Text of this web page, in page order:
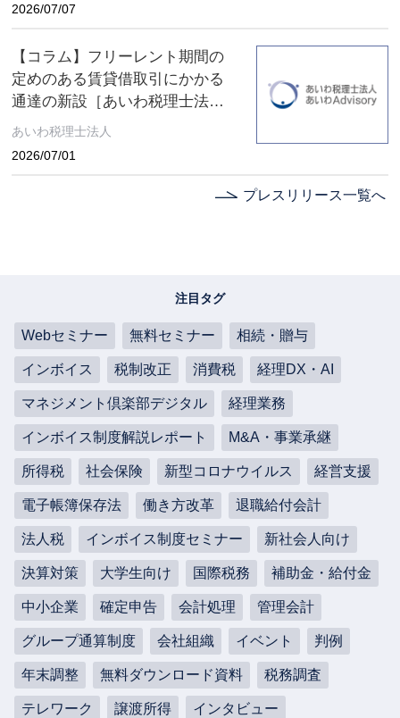
2026/07/07
【コラム】フリーレント期間の
定めのある賃貸借取引にかかる
通達の新設［あいわ税理士法人
コラム］
あいわ税理士法人
2026/07/01
プレスリリース一覧へ
注目タグ
Webセミナー 無料セミナー 相続・贈与
インボイス 税制改正 消費税 経理DX・AI
マネジメント倶楽部デジタル 経理業務
インボイス制度解説レポート M&A・事業承継
所得税 社会保険 新型コロナウイルス 経営支援
電子帳簿保存法 働き方改革 退職給付会計
法人税 インボイス制度セミナー 新社会人向け
決算対策 大学生向け 国際税務 補助金・給付金
中小企業 確定申告 会計処理 管理会計
グループ通算制度 会社組織 イベント 判例
年末調整 無料ダウンロード資料 税務調査
テレワーク 譲渡所得 インタビュー